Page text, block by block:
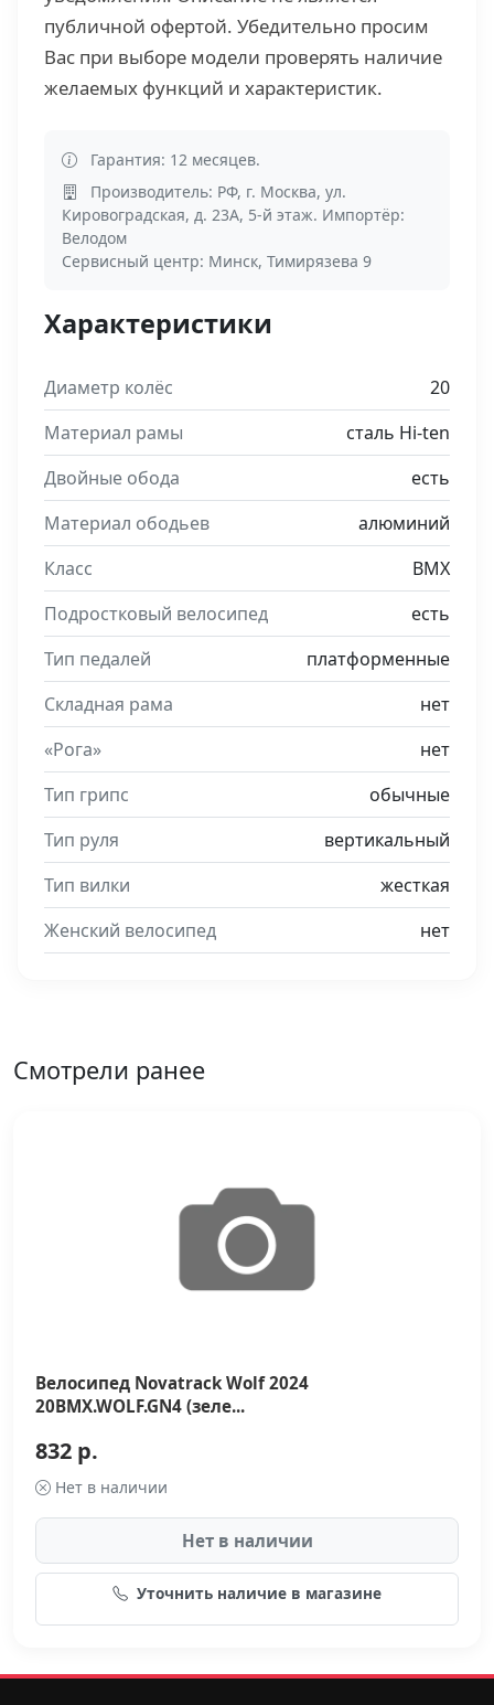
публичной офертой. Убедительно просим
Вас при выборе модели проверять наличие
желаемых функций и характеристик.
Гарантия: 12 месяцев.
Производитель: РФ, г. Москва, ул.
Кировоградская, д. 23А, 5-й этаж. Импортёр:
Велодом
Сервисный центр: Минск, Тимирязева 9
Характеристики
Диаметр колёс
20
Материал рамы
сталь Hi-ten
Двойные обода
есть
Материал ободьев
алюминий
Класс
BMX
Подростковый велосипед
есть
Тип педалей
платформенные
Складная рама
нет
«Рога»
нет
Тип грипс
обычные
Тип руля
вертикальный
Тип вилки
жесткая
Женский велосипед
нет
Смотрели ранее
Велосипед Novatrack Wolf 2024
20BMX.WOLF.GN4 (зеле...
832 р.
Нет в наличии
Нет в наличии
Уточнить наличие в магазине